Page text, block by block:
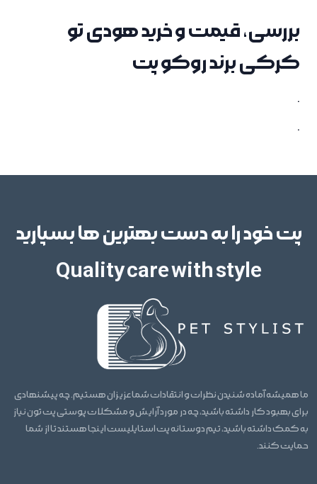
بررسی، قیمت و خرید هودی تو
کرکی برند روکو پت
.
.
پت خود را به دست بهترین ها بسپارید
Quality care with style
ما همیشه آماده شنیدن نظرات و انتقادات شما عزیزان هستیم. چه پیشنهادی
برای بهبود کار داشته باشید، چه در مورد آرایش و مشکلات پوستی پت تون نیاز
به کمک داشته باشید، تیم دوستانه پت استایلیست اینجا هستند تا از شما
حمایت کنند.